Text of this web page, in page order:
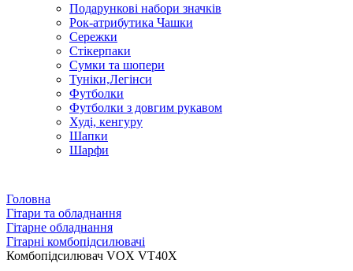
Подарункові набори значків
Рок-атрибутика Чашки
Сережки
Стікерпаки
Сумки та шопери
Туніки,Легінси
Футболки
Футболки з довгим рукавом
Худі, кенгуру
Шапки
Шарфи
Головна
Гітари та обладнання
Гітарне обладнання
Гітарні комбопідсилювачі
Комбопідсилювач VOX VT40X